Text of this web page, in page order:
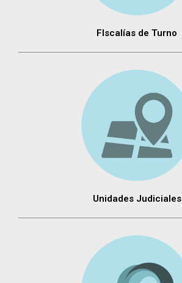
FIscalías de Turno
Unidades Judiciales